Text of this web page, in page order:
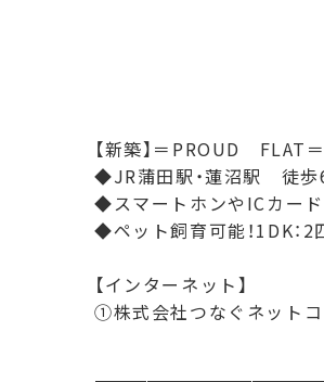
【新築】＝PROUD
◆JR蒲田駅・蓮沼駅 徒
◆スマートホンやICカー
◆ペット飼育可能！1DK：
【インターネット】
①株式会社つなぐネットコ